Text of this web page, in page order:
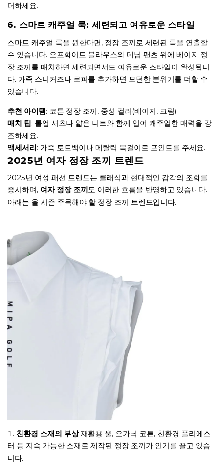
더하세요.
6. 스마트 캐주얼 룩: 세련되고 여유로운 스타일
스마트 캐주얼 룩을 원한다면, 정장 조끼로 세련된 룩을 연출할
수 있습니다. 오프화이트 블라우스와 데님 팬츠 위에 베이지 정
장 조끼를 매치하면 세련되면서도 여유로운 스타일이 완성됩니
다. 가죽 스니커즈나 로퍼를 추가하면 모던한 분위기를 더할 수
있습니다.
추천 아이템: 코튼 정장 조끼, 중성 컬러(베이지, 크림)
매치 팁: 롤업 셔츠나 얇은 니트와 함께 입어 캐주얼한 매력을 강
조하세요.
액세서리: 가죽 토트백이나 메탈릭 목걸이로 포인트를 주세요.
2025년 여자 정장 조끼 트렌드
2025년 여성 패션 트렌드는 클래식과 현대적인 감각의 조화를
중시하며, 여자 정장 조끼도 이러한 흐름을 반영하고 있습니다.
아래는 올 시즌 주목해야 할 정장 조끼 트렌드입니다.
친환경 소재의 부상 재활용 울, 오가닉 코튼, 친환경 폴리에스
터 등 지속 가능한 소재로 제작된 정장 조끼가 인기를 끌고 있습
니다.